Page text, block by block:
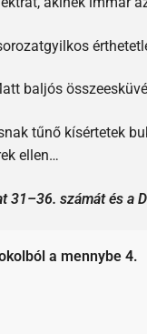
baljós
tűnő kísértetek
ellen…
31–36. számát és a
a mennybe 4.